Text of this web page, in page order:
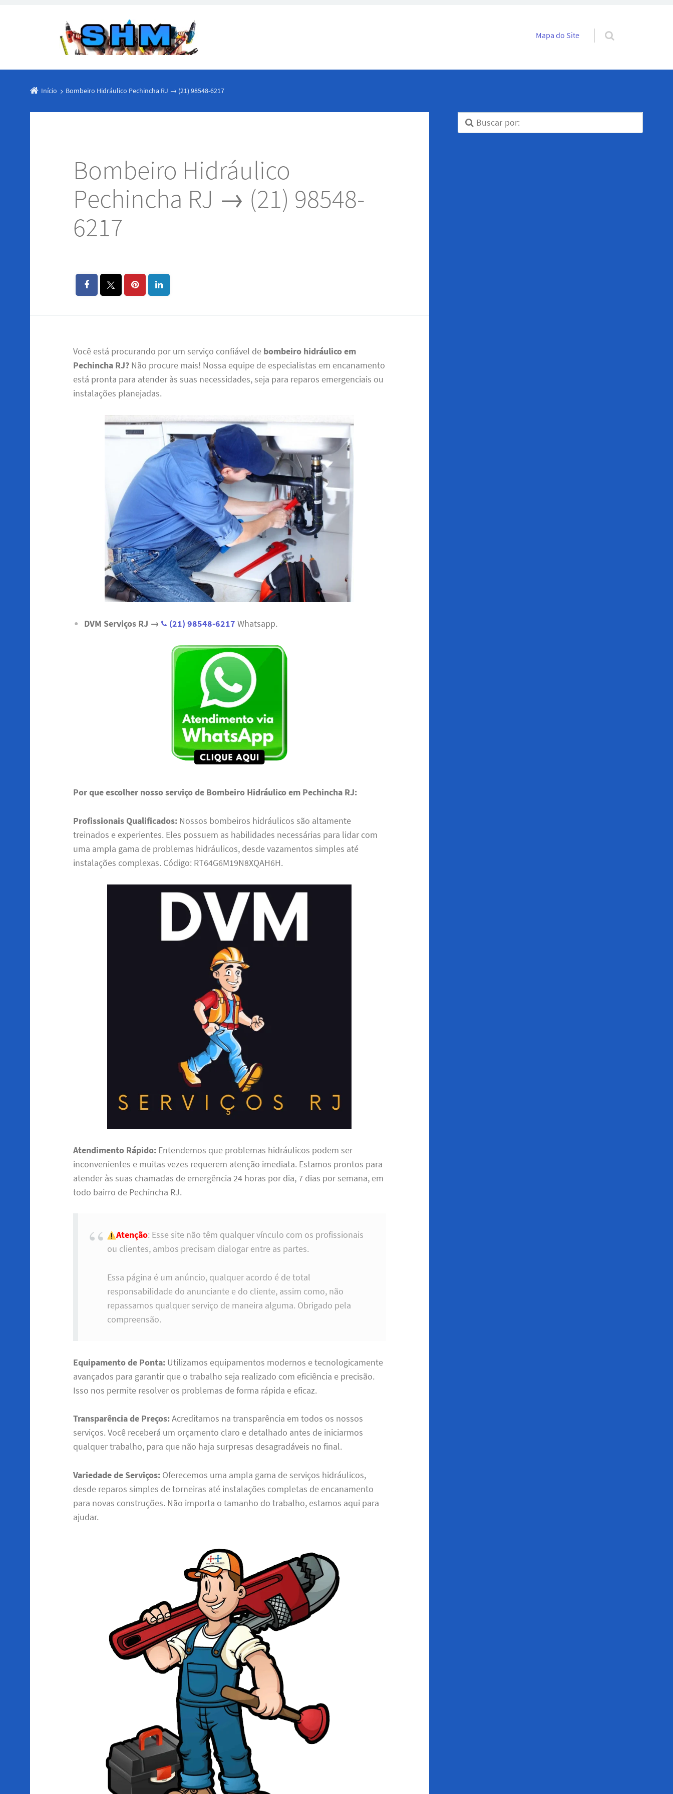
Pular para o conteúdo
Mapa do Site
Início Bombeiro Hidráulico Pechincha RJ → (21) 98548-6217
Bombeiro Hidráulico
Pechincha RJ → (21) 98548-
6217
Você está procurando por um serviço confiável de bombeiro hidráulico em
Pechincha RJ? Não procure mais! Nossa equipe de especialistas em encanamento
está pronta para atender às suas necessidades, seja para reparos emergenciais ou
instalações planejadas.
DVM Serviços RJ → (21) 98548-6217 Whatsapp.
Por que escolher nosso serviço de Bombeiro Hidráulico em Pechincha RJ:
Profissionais Qualificados: Nossos bombeiros hidráulicos são altamente
treinados e experientes. Eles possuem as habilidades necessárias para lidar com
uma ampla gama de problemas hidráulicos, desde vazamentos simples até
instalações complexas. Código: RT64G6M19N8XQAH6H.
Atendimento Rápido: Entendemos que problemas hidráulicos podem ser
inconvenientes e muitas vezes requerem atenção imediata. Estamos prontos para
atender às suas chamadas de emergência 24 horas por dia, 7 dias por semana, em
todo bairro de Pechincha RJ.
Atenção: Esse site não têm qualquer vínculo com os profissionais
ou clientes, ambos precisam dialogar entre as partes.
Essa página é um anúncio, qualquer acordo é de total
responsabilidade do anunciante e do cliente, assim como, não
repassamos qualquer serviço de maneira alguma. Obrigado pela
compreensão.
Equipamento de Ponta: Utilizamos equipamentos modernos e tecnologicamente
avançados para garantir que o trabalho seja realizado com eficiência e precisão.
Isso nos permite resolver os problemas de forma rápida e eficaz.
Transparência de Preços:Acreditamos na transparência em todos os nossos
serviços. Você receberá um orçamento claro e detalhado antes de iniciarmos
qualquer trabalho, para que não haja surpresas desagradáveis no final.
Variedade de Serviços: Oferecemos uma ampla gama de serviços hidráulicos,
desde reparos simples de torneiras até instalações completas de encanamento
para novas construções. Não importa o tamanho do trabalho, estamos aqui para
ajudar.